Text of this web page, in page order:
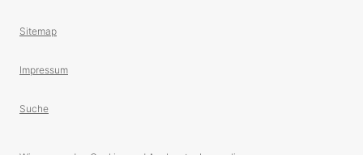
Sitemap
Impressum
Suche